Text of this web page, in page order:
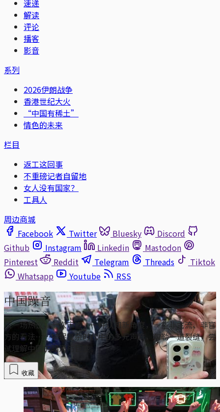
速递
解读
评论
播客
影音
系列
2026伊朗战争
香港世纪大火
“中国有稀土”
情色的未来
栏目
返工这回事
不重磅记者自留地
女人没有国家？
工具人
周边商城
Facebook
Twitter Bluesky
Discord
Github
Instagram Linkedin
Mastodon
Pinterest
Reddit Telegram Threads
Tiktok
Whatsapp
Youtube RSS
中国躁音
从一场热议，一次审查，一种认知新角度，一些非主流、非官
方的看法……捕捉复杂时代中的多元声音，勾勒一道裂缝，尝
试理解中国的暗涌与巨变。
收藏